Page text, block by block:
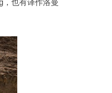
，也有译作洛曼